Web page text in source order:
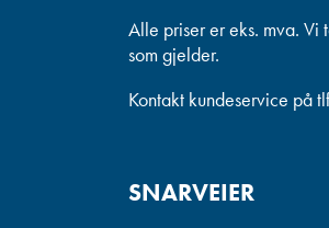
Alle priser er eks. mva. Vi
som gjelder.
Kontakt kundeservice på
SNARVEIER